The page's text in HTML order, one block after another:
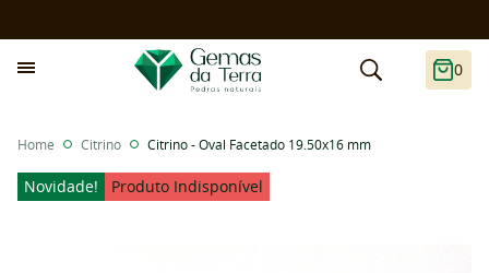
0
Home Citrino Citrino - Oval Facetado 19.50x16 mm
Novidade! Produto Indisponível